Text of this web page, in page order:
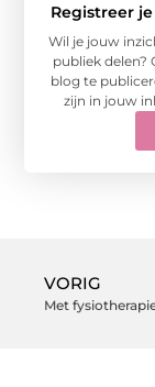
Registreer
Wil je jouw
publiek delen?
blog te
zijn in jouw
VORIG